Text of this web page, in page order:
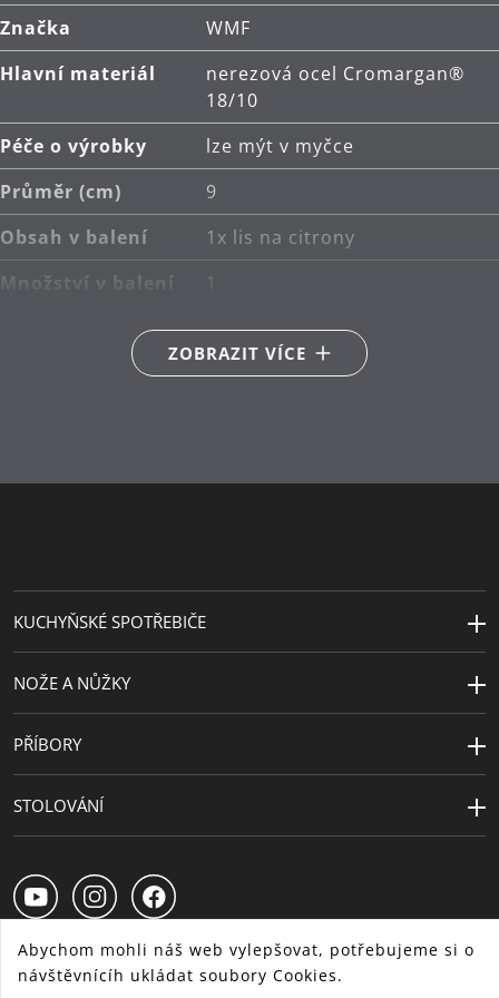
Značka
WMF
Hlavní materiál
nerezová ocel Cromargan®
18/10
Péče o výrobky
lze mýt v myčce
Průměr (cm)
9
Obsah v balení
1x lis na citrony
Množství v balení
1
nerez
ZOBRAZIT VÍCE
KUCHYŇSKÉ SPOTŘEBIČE
NOŽE A NŮŽKY
PŘÍBORY
STOLOVÁNÍ
Abychom mohli náš web vylepšovat, potřebujeme si o
návštěvnícíh ukládat soubory Cookies.